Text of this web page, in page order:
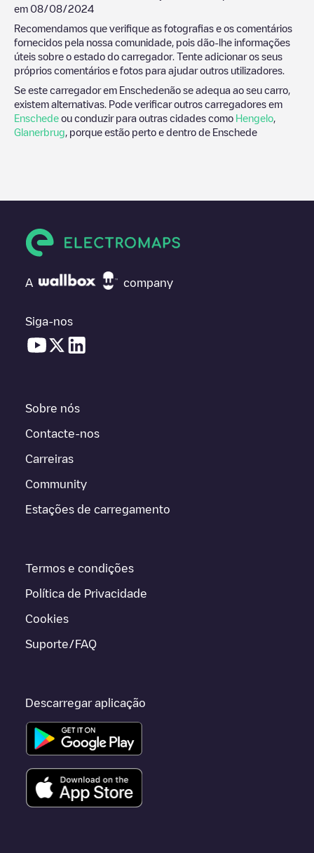
em 08/08/2024
Recomendamos que verifique as fotografias e os comentários
fornecidos pela nossa comunidade, pois dão-lhe informações
úteis sobre o estado do carregador. Tente adicionar os seus
próprios comentários e fotos para ajudar outros utilizadores.
Se este carregador em Enschedenão se adequa ao seu carro,
existem alternativas. Pode verificar outros carregadores em
Enschede ou conduzir para outras cidades como Hengelo
Glanerbrug , porque estão perto e dentro de Enschede
A company
Siga-nos
Sobre nós
Contacte-nos
Carreiras
Community
Estações de carregamento
Termos e condições
Política de Privacidade
Cookies
Suporte/FAQ
Descarregar aplicação